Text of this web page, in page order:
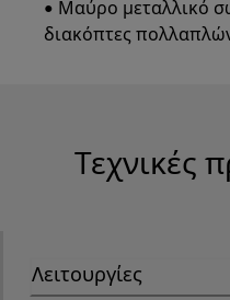
• Μαύρο μεταλλικό
διακόπτες
Τεχνικές
Λειτουργίες